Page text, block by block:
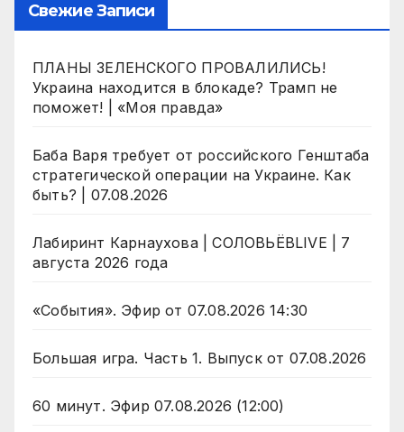
Свежие Записи
ПЛАНЫ ЗЕЛЕНСКОГО ПРОВАЛИЛИСЬ!
Украина находится в блокаде? Трамп не
поможет! | «Моя правда»
Баба Варя требует от российского Генштаба
стратегической операции на Украине. Как
быть? | 07.08.2026
Лабиринт Карнаухова | СОЛОВЬЁВLIVE | 7
августа 2026 года
«События». Эфир от 07.08.2026 14:30
Большая игра. Часть 1. Выпуск от 07.08.2026
60 минут. Эфир 07.08.2026 (12:00)